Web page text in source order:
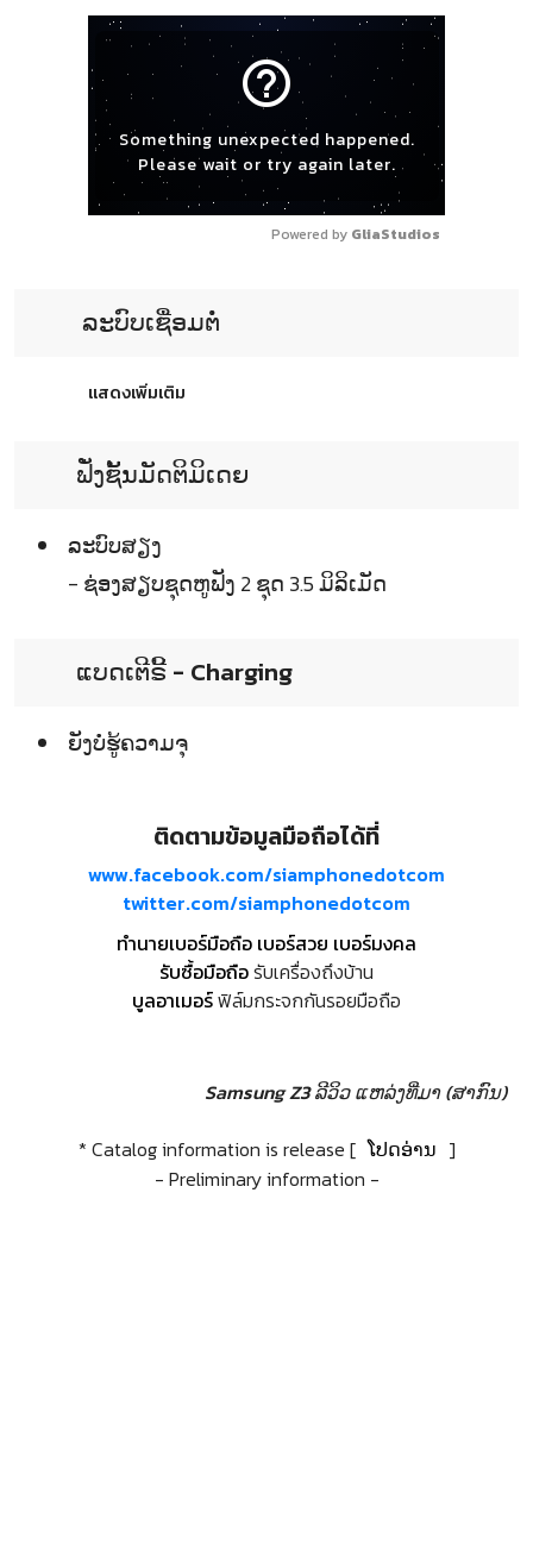
help_outline
Something unexpected happened.
Please wait or try again later.
Powered by GliaStudios
ລະບົບເຊື່ອມຕໍ່
แสดงเพิ่มเติม
ຟັ່ງຊັ້ນມັດຕິມິເດຍ
ລະບົບສຽງ
- ຊ່ອງສຽບຊຸດຫູຟັງ 2 ຊຸດ 3.5 ມິລິເມັດ
ແບດເຕີຣີ້ - Charging
ຍັງບໍ່ຮູ້ຄວາມຈຸ
ติดตามข้อมูลมือถือได้ที่
www.facebook.com/siamphonedotcom
twitter.com/siamphonedotcom
ทำนายเบอร์มือถือ เบอร์สวย เบอร์มงคล
รับซื้อมือถือรับเครื่องถึงบ้าน
บูลอาเมอร์ฟิล์มกระจกกันรอยมือถือ
Samsung Z3 ລີວິວ ແຫລ່ງທີ່ມາ (ສາກົນ)
* Catalog information is release [ ໂປດອ່ານ ]
- Preliminary information -